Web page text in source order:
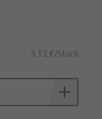
3,12 €/Stück